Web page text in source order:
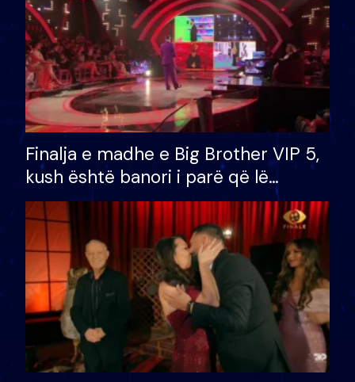
Finalja e madhe e Big Brother VIP 5,
kush është banori i parë që lë
shtëpinë dhe humb mundësinë për
të fituar çmimin e madh